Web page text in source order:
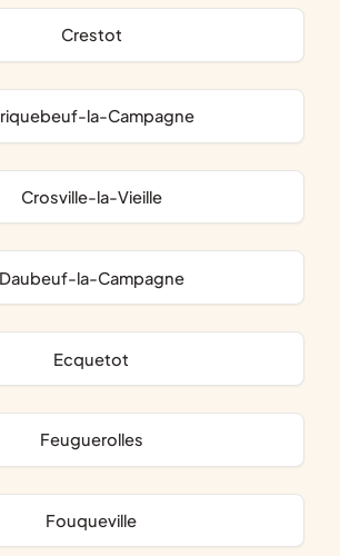
Crestot
Criquebeuf-la-Campagne
Crosville-la-Vieille
Daubeuf-la-Campagne
Ecquetot
Feuguerolles
Fouqueville